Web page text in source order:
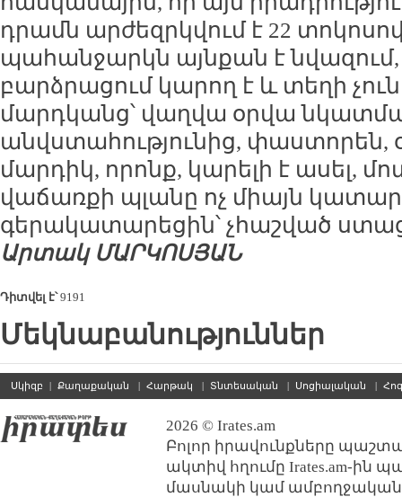
դրամն արժեզրկվում է 22
պահանջարկն այնքան է նվազում,
բարձրացում կարող է և տեղի
մարդկանց՝ վաղվա օրվա
անվստահությունից, փաստորեն,
մարդիկ, որոնք, կարելի է ասել,
վաճառքի պլանը ոչ միայն
գերակատարեցին՝ չհաշված
Արտակ ՄԱՐԿՈՍՅԱՆ
Դիտվել է՝9191
Մեկնաբանություններ
Սկիզբ | Քաղաքական | Հարթակ | Տնտեսական | Սոցիալական |
2026 © Irates.am
Բոլոր իրավունքները
ակտիվ հղումը Irates.am-ին
մասնակի կամ ամբողջական